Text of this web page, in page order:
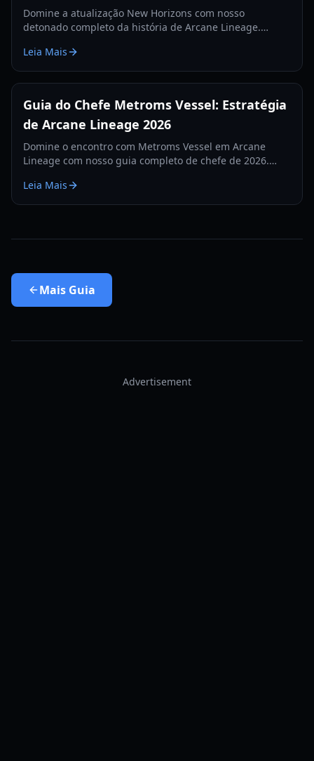
Domine a atualização New Horizons com nosso
detonado completo da história de Arcane Lineage.
técnicas de farm de pontos de alma.
Leia Mais
Guia do Chefe Metroms Vessel: Estratégia
de Arcane Lineage 2026
Domine o encontro com Metroms Vessel em Arcane
Lineage com nosso guia completo de chefe de 2026.
mecânicas de asas e estratégias de fase.
Leia Mais
Mais Guia
Advertisement